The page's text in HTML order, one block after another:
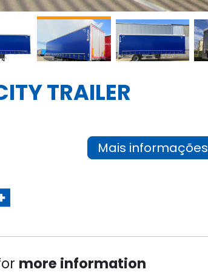
TRAILER
Mais informações
more information